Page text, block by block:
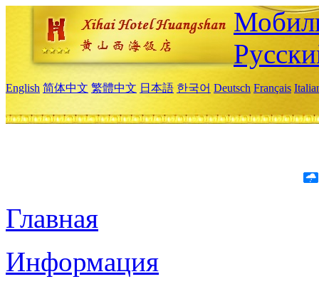
English 简体中文 繁體中文 日本語 한국어 Deutsch Français
Главная
Информация